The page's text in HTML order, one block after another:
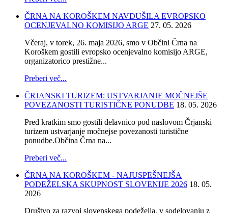
ČRNA NA KOROŠKEM NAVDUŠILA EVROPSKO
OCENJEVALNO KOMISIJO ARGE 27. 05. 2026
Včeraj, v torek, 26. maja 2026, smo v Občini Črna na
Koroškem gostili evropsko ocenjevalno komisijo ARGE,
organizatorico prestižne...
Preberi več...
ČRJANSKI TURIZEM: USTVARJANJE MOČNEJŠE
POVEZANOSTI TURISTIČNE PONUDBE 18. 05. 2026
Pred kratkim smo gostili delavnico pod naslovom Črjanski
turizem ustvarjanje močnejse povezanosti turistične
ponudbe.Občina Črna na...
Preberi več...
ČRNA NA KOROŠKEM - NAJUSPEŠNEJŠA
PODEŽELSKA SKUPNOST SLOVENIJE 2026 18. 05.
2026
Društvo za razvoj slovenskega podeželja, v sodelovanju z